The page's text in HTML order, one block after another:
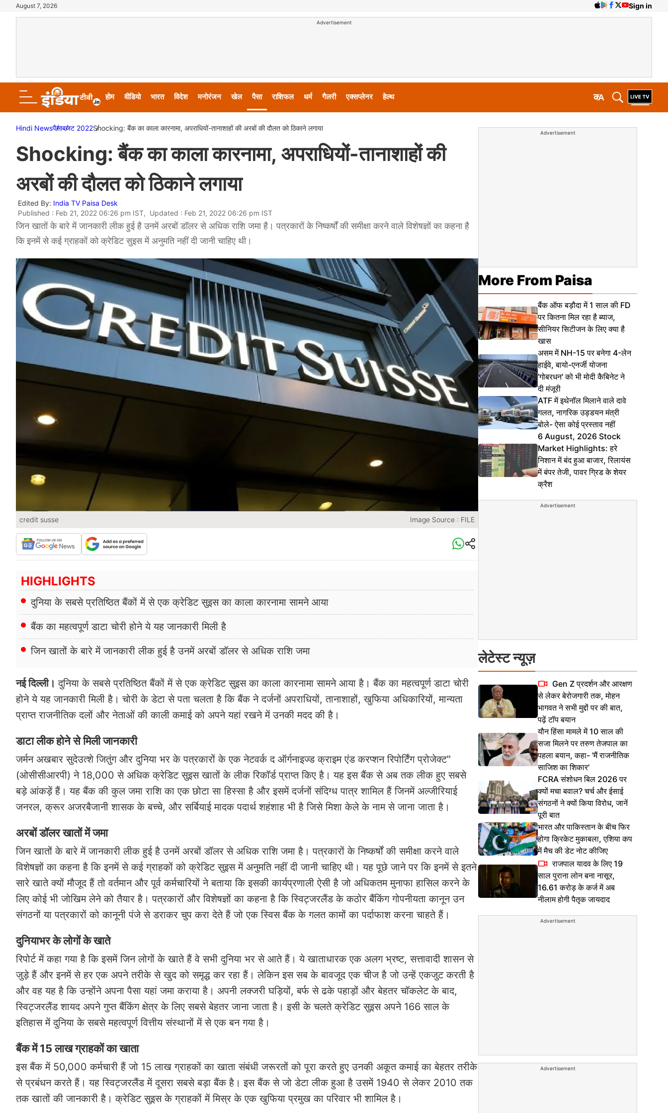
August 7, 2026 Sign in
Advertisement
होम वीडियो भारत विदेश मनोरंजन खेल पैसा राशिफल धर्म गैलरी एक्सप्लेनर हेल्थ A
क
Hindi Newsपैसाबजट 2022Shocking: बैंक का काला कारनामा, अपराधियों-तानाशाहों की अरबों की दौलत को ठिकाने लगाया
Shocking: बैंक का काला कारनामा, अपराधियों-तानाशाहों की
अरबों की दौलत को ठिकाने लगाया
Edited By: India TV Paisa Desk
Published : Feb 21, 2022 06:26 pm IST, Updated : Feb 21, 2022 06:26 pm IST
जिन खातों के बारे में जानकारी लीक हुई है उनमें अरबों डॉलर से अधिक राशि जमा है। पत्रकारों के निष्कर्षों की समीक्षा करने वाले विशेषज्ञों का कहना है
कि इनमें से कई ग्राहकों को क्रेडिट सुइस में अनुमति नहीं दी जानी चाहिए थी।
credit susse Image Source : FILE
HIGHLIGHTS
दुनिया के सबसे प्रतिष्ठित बैंकों में से एक क्रेडिट सुइस का काला कारनामा सामने आया
बैंक का महत्वपूर्ण डाटा चोरी होने ये यह जानकारी मिली है
जिन खातों के बारे में जानकारी लीक हुई है उनमें अरबों डॉलर से अधिक राशि जमा
नई दिल्ली। दुनिया के सबसे प्रतिष्ठित बैंकों में से एक क्रेडिट सुइस का काला कारनामा सामने आया है। बैंक का महत्वपूर्ण डाटा चोरी
होने ये यह जानकारी मिली है। चोरी के डेटा से पता चलता है कि बैंक ने दर्जनों अपराधियों, तानाशाहों, खुफिया अधिकारियों, मान्यता
प्राप्त राजनीतिक दलों और नेताओं की काली कमाई को अपने यहां रखने में उनकी मदद की है।
डाटालीक होने से मिली जानकारी
जर्मन अखबार सुदेउत्शे जितुंग और दुनिया भर के पत्रकारों के एक नेटवर्क द ऑर्गनाइज्ड क्राइम एंड करप्शन रिपोर्टिंग प्रोजेक्ट"
(ओसीसीआरपी) ने 18,000 से अधिक क्रेडिट सुइस खातों के लीक रिकॉर्ड प्राप्त किए है। यह इस बैंक से अब तक लीक हुए सबसे
बड़े आंकड़ें हैं। यह बैंक की कुल जमा राशि का एक छोटा सा हिस्सा है और इसमें दर्जनों संदिग्ध पात्र शामिल हैं जिनमें अल्जीरियाई
जनरल, क्रूर अजरबैजानी शासक के बच्चे, और सर्बियाई मादक पदार्थ शहंशाह भी है जिसे मिशा केले के नाम से जाना जाता है।
अरबों डॉलर खातों में जमा
जिन खातों के बारे में जानकारी लीक हुई है उनमें अरबों डॉलर से अधिक राशि जमा है। पत्रकारों के निष्कर्षों की समीक्षा करने वाले
विशेषज्ञों का कहना है कि इनमें से कई ग्राहकों को क्रेडिट सुइस में अनुमति नहीं दी जानी चाहिए थी। यह पूछे जाने पर कि इनमें से इतने
सारे खाते क्यों मौजूद हैं तो वर्तमान और पूर्व कर्मचारियों ने बताया कि इसकी कार्यप्रणाली ऐसी है जो अधिकतम मुनाफा हासिल करने के
लिए कोई भी जोखिम लेने को तैयार है। पत्रकारों और विशेषज्ञों का कहना है कि स्विट्जरलैंड के कठोर बैंकिंग गोपनीयता कानून उन
संगठनों या पत्रकारों को कानूनी पंजे से डराकर चुप करा देते हैं जो एक स्विस बैंक के गलत कामों का पर्दाफाश करना चाहते हैं।
दुनियाभर के लोगों के खाते
रिपोर्ट में कहा गया है कि इसमें जिन लोगों के खाते हैं वे सभी दुनिया भर से आते हैं। ये खाताधारक एक अलग भ्रष्ट, सत्तावादी शासन से
जुड़े हैं और इनमें से हर एक अपने तरीके से खुद को समृद्ध कर रहा हैं। लेकिन इस सब के बावजूद एक चीज है जो उन्हें एकजुट करती है
और वह यह है कि उन्होंने अपना पैसा यहां जमा कराया है। अपनी लक्जरी घड़ियों, बर्फ से ढके पहाड़ों और बेहतर चॉकलेट के बाद,
स्विट्जरलैंड शायद अपने गुप्त बैंकिंग क्षेत्र के लिए सबसे बेहतर जाना जाता है। इसी के चलते क्रेडिट सुइस अपने 166 साल के
इतिहास में दुनिया के सबसे महत्वपूर्ण वित्तीय संस्थानों में से एक बन गया है।
बैंक में 15 लाख ग्राहकों का खाता
इस बैंक में 50,000 कर्मचारी हैं जो 15 लाख ग्राहकों का खाता संबंधी जरूरतों को पूरा करते हुए उनकी अकूत कमाई का बेहतर तरीके
से प्रबंधन करते हैं। यह स्विट्जरलैंड में दूसरा सबसे बड़ा बैंक है। इस बैंक से जो डेटा लीक हुआ है उसमें 1940 से लेकर 2010 तक
तक खातों की जानकारी है। क्रेडिट सुइस के ग्राहकों में मिस्र के एक खुफिया प्रमुख का परिवार भी शामिल है।
Advertisement
More From Paisa
बैंक ऑफ बड़ौदा में 1 साल की FD
पर कितना मिल रहा है ब्याज,
सीनियर सिटीजन के लिए क्या है
खास
असम में NH-15 पर बनेगा 4-लेन
हाईवे, बायो-एनर्जी योजना
'गोबरधन' को भी मोदी कैबिनेट ने
दी मंजूरी
ATF में इथेनॉल मिलाने वाले दावे
गलत, नागरिक उड्डयन मंत्री
बोले- ऐसा कोई प्रस्ताव नहीं
6 August, 2026 Stock
Market Highlights: हरे
निशान में बंद हुआ बाजार, रिलायंस
में बंपर तेजी, पावर ग्रिड के शेयर
क्रैश
Advertisement
लेटेस्ट न्यूज़
Gen Z प्रदर्शन और आरक्षण
से लेकर बेरोजगारी तक, मोहन
भागवत ने सभी मुद्दों पर की बात,
पढ़ें टॉप बयान
यौन हिंसा मामले में 10 साल की
सजा मिलने पर तरुण तेजपाल का
पहला बयान, कहा- 'मैं राजनीतिक
साजिश का शिकार'
FCRA संशोधन बिल 2026 पर
क्यों मचा बवाल? चर्च और ईसाई
संगठनों ने क्यों किया विरोध, जानें
पूरी बात
भारत और पाकिस्तान के बीच फिर
होगा क्रिकेट मुकाबला, एशिया कप
में मैच की डेट नोट कीजिए
राजपाल यादव के लिए 19
साल पुराना लोन बना नासूर,
16.61 करोड़ के कर्ज में अब
नीलाम होगी पैतृक जायदाद
Advertisement
Advertisement